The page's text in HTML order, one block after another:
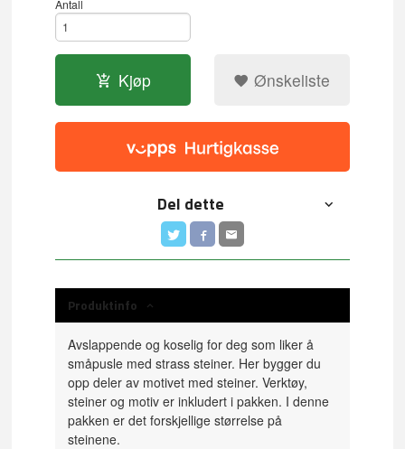
Antall
Kjøp Ønskeliste
Del dette
Produktinfo
Avslappende og koselig for deg som liker å
småpusle med strass steiner. Her bygger du
opp deler av motivet med steiner. Verktøy,
steiner og motiv er inkludert i pakken. I denne
pakken er det forskjellige størrelse på
steinene.